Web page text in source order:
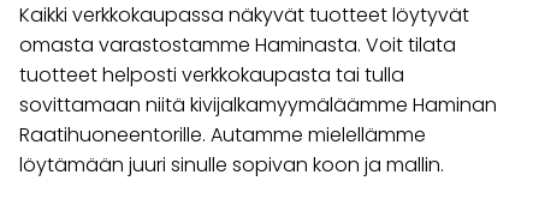
Kaikki verkkokaupassa näkyvät tuotteet löytyvät
omasta varastostamme Haminasta. Voit tilata
tuotteet helposti verkkokaupasta tai tulla
sovittamaan niitä kivijalkamyymäläämme Haminan
Raatihuoneentorille. Autamme mielellämme
löytämään juuri sinulle sopivan koon ja mallin.